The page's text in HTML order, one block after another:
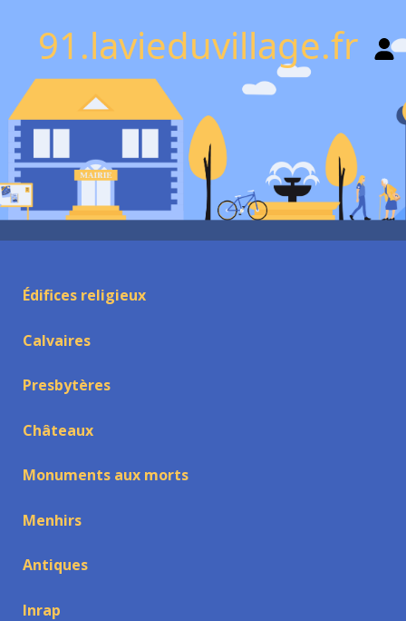
91.lavieduvillage.fr
Édifices religieux
Calvaires
Presbytères
Châteaux
Monuments aux morts
Menhirs
Antiques
Inrap